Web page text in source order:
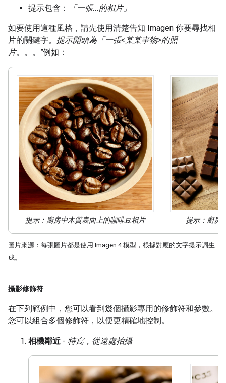
提示包含： 「一張...的相片」
如要使用這種風格，請先使用清楚告知 Imagen 你要尋找相
片的關鍵字。 提示開頭為「一張<某某事物>的照
片。。。"例如：
提示： 廚房中木質表面上的咖啡豆相片 提示： 廚房
圖片來源：每張圖片都是使用 Imagen 4 模型，根據對應的文字提示詞生
成。
攝影修飾符
在下列範例中，您可以看到幾個攝影專用的修飾符和參數。
您可以組合多個修飾符，以便更精確地控制。
相機鄰近 - 特寫，從遠處拍攝